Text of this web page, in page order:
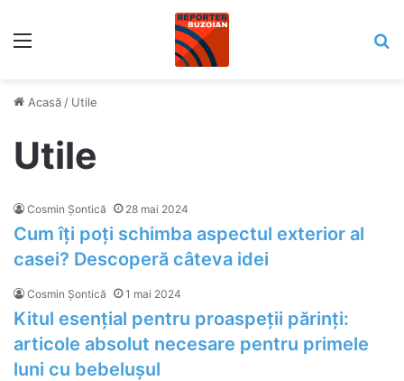
Acasă / Utile
Utile
Cosmin Șontică 28 mai 2024
Cum îți poți schimba aspectul exterior al
casei? Descoperă câteva idei
Cosmin Șontică 1 mai 2024
Kitul esențial pentru proaspeții părinți:
articole absolut necesare pentru primele
luni cu bebelușul